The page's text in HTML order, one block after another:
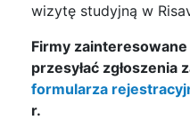
wizytę studyjną w
Firmy
przesyłać zgłoszenia
formularza
r.